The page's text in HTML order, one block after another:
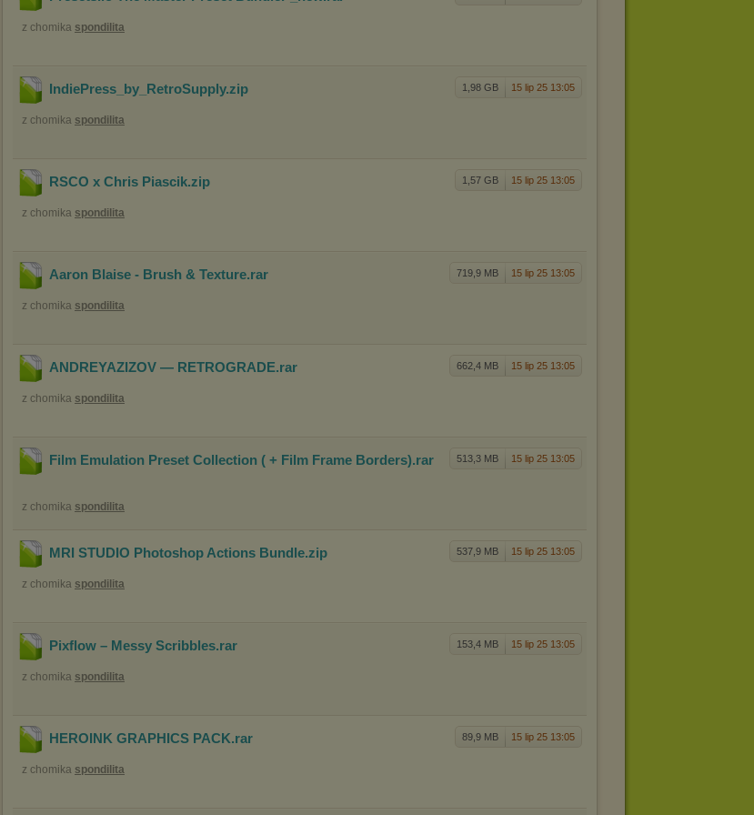
z chomika spondilita
1,98 GB 15 lip 25 13:05
IndiePress_by_RetroSupply.zip
z chomika spondilita
1,57 GB 15 lip 25 13:05
RSCO x Chris Piascik.zip
z chomika spondilita
719,9 MB 15 lip 25 13:05
Aaron Blaise - Brush & Texture.rar
z chomika spondilita
662,4 MB 15 lip 25 13:05
ANDREYAZIZOV — RETROGRADE.rar
z chomika spondilita
513,3 MB 15 lip 25 13:05
Film Emulation Preset Collection ( + Film Frame Borders).rar
z chomika spondilita
537,9 MB 15 lip 25 13:05
MRI STUDIO Photoshop Actions Bundle.zip
z chomika spondilita
153,4 MB 15 lip 25 13:05
Pixflow – Messy Scribbles.rar
z chomika spondilita
89,9 MB 15 lip 25 13:05
HEROINK GRAPHICS PACK.rar
z chomika spondilita